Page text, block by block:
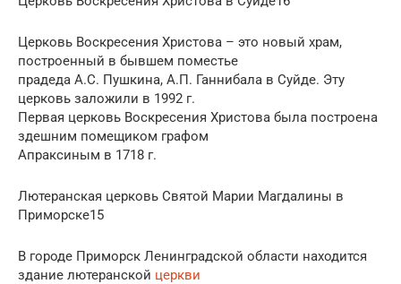
Церковь Воскресения Христова – это новый храм,
построенный в бывшем поместье
прадеда А.С. Пушкина, А.П. Ганнибала в Суйде. Эту
церковь заложили в 1992 г.
Первая церковь Воскресения Христова была построена
здешним помещиком графом
Апраксиным в 1718 г.
Лютеранская церковь Святой Марии Магдалины в
Приморске15
В городе Приморск Ленинградской области находится
здание лютеранской церкви